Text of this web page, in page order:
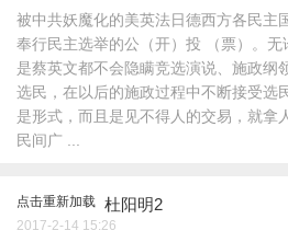
被中共妖魔化的美英法日德西方各民主
奉行民主选举的公（开）投 （票）。
是蔡英文都不会隐瞒竞选演说、施政纲
选民，在以后的施政过程中不断接受选
是形式，而且是见不得人的交易，就拿
民间广 ...
点击重新加载 杜阳明2
2017-2-14 15:26